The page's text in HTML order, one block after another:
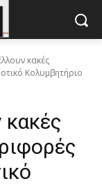
κακές
Κολυμβητήριο
κακές